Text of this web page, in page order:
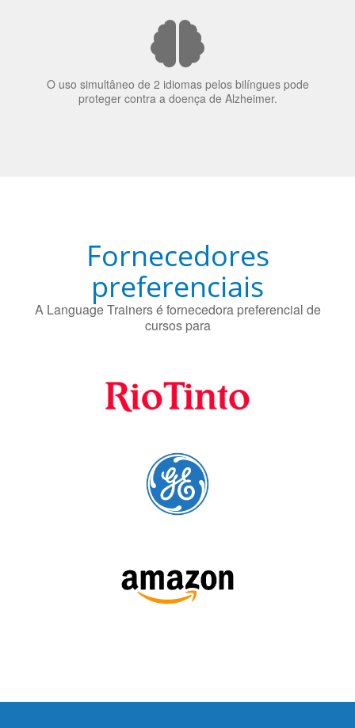
O uso simultâneo de 2 idiomas pelos bilíngues pode
proteger contra a doença de Alzheimer.
Fornecedores
preferenciais
A Language Trainers é fornecedora preferencial de
cursos para